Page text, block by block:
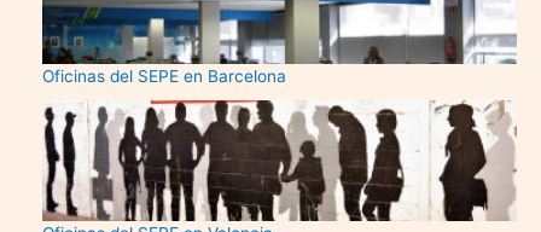
Oficinas del SEPE en Barcelona